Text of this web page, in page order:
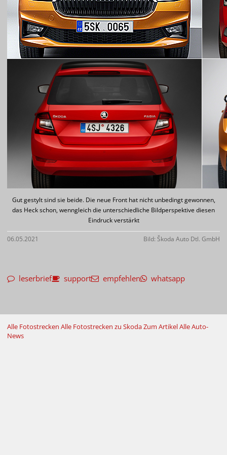
Gut gestylt sind sie beide. Die neue Front hat nicht unbedingt gewonnen,
das Heck schon, wenngleich die unterschiedliche Bildperspektive diesen
Eindruck verstärkt
06.05.2021 Bild: Škoda Auto Dtl. GmbH
leserbrief support empfehlen whatsapp
Alle Fotostrecken Alle Fotostrecken zu SkodaZum ArtikelAlle Auto-
News